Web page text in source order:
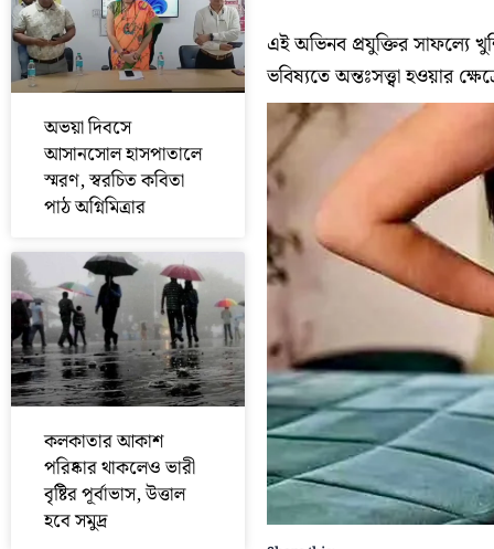
অভয়া দিবসে
আসানসোল হাসপাতালে
স্মরণ, স্বরচিত কবিতা
পাঠ অগ্নিমিত্রার
কলকাতার আকাশ
পরিষ্কার থাকলেও ভারী
বৃষ্টির পূর্বাভাস, উত্তাল
হবে সমুদ্র
এই অভিনব প্রযুক্তির সাফল্যে
ভবিষ্যতে অন্তঃসত্ত্বা হওয়ার